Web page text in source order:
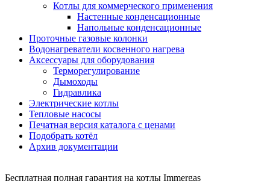
Котлы для коммерческого применения
Настенные конденсационные
Напольные конденсационные
Проточные газовые колонки
Водонагреватели косвенного нагрева
Аксессуары для оборудования
Терморегулирование
Дымоходы
Гидравлика
Электрические котлы
Тепловые насосы
Печатная версия каталога с ценами
Подобрать котёл
Архив документации
Бесплатная полная гарантия на котлы Immergas